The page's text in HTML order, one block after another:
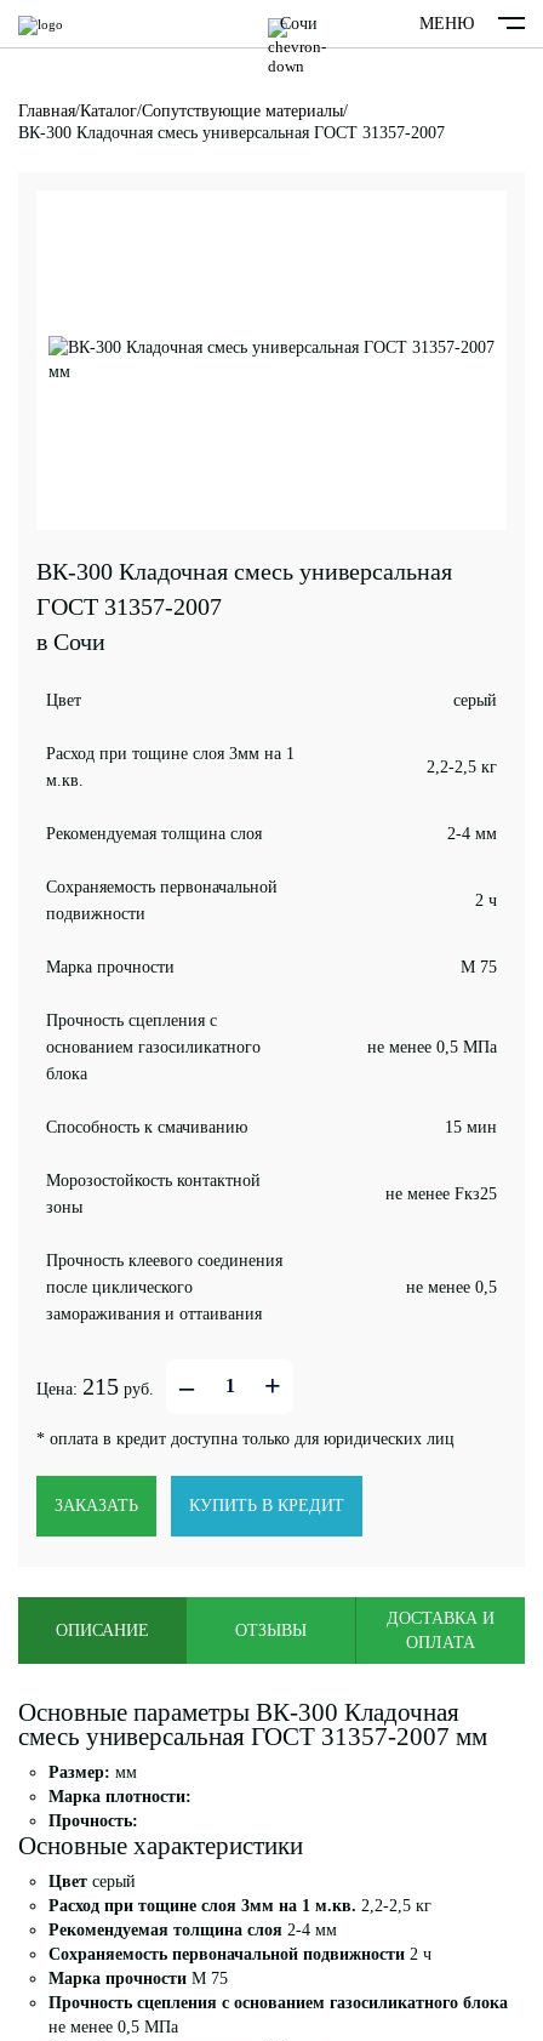
Сочи МЕНЮ
Главная/Каталог/Сопутствующие материалы/
ВК-300 Кладочная смесь универсальная ГОСТ 31357-2007
ВК-300 Кладочная смесь универсальная
ГОСТ 31357-2007
в Сочи
Цвет серый
Расход при тощине слоя 3мм на 1
м.кв.
2,2-2,5 кг
Рекомендуемая толщина слоя 2-4 мм
Сохраняемость первоначальной
подвижности
2 ч
Марка прочности М 75
Прочность сцепления с
основанием газосиликатного
блока
не менее 0,5 МПа
Способность к смачиванию 15 мин
Морозостойкость контактной
зоны
не менее Fкз25
Прочность клеевого соединения
после циклического
замораживания и оттаивания
не менее 0,5
Цена: 215 руб. – +
* оплата в кредит доступна только для юридических лиц
ЗАКАЗАТЬ КУПИТЬ В КРЕДИТ
ОПИСАНИЕ ОТЗЫВЫ
ДОСТАВКА И
ОПЛАТА
Основные параметры ВК-300 Кладочная
смесь универсальная ГОСТ 31357-2007 мм
Размер: мм
Марка плотности:
Прочность:
Основные характеристики
Цвет серый
Расход при тощине слоя 3мм на 1 м.кв. 2,2-2,5 кг
Рекомендуемая толщина слоя 2-4 мм
Сохраняемость первоначальной подвижности 2 ч
Марка прочности М 75
Прочность сцепления с основанием газосиликатного блока
не менее 0,5 МПа